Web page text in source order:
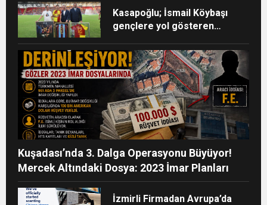
Kasapoğlu; İsmail Köybaşı
gençlere yol gösteren
Kuşadası’nda 3. Dalga Operasyonu Büyüyor!
Mercek Altındaki Dosya: 2023 İmar Planları
İzmirli Firmadan Avrupa’da